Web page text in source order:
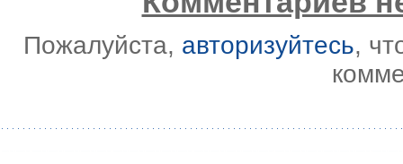
Пожалуйста, авторизуйтесь,